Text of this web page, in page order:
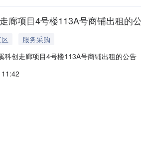
廊项目4号楼113A号商铺出租的
服务采购
科创走廊项目4号楼113A号商铺出租的公告